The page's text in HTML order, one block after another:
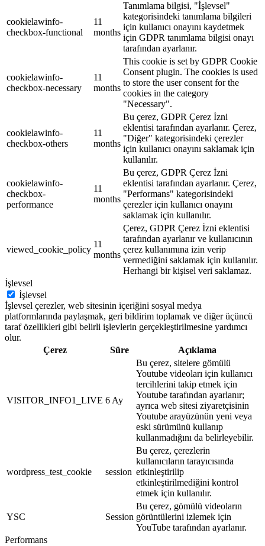
cookielawinfo-
checkbox-functional
11
months
Tanımlama bilgisi, "İşlevsel"
kategorisindeki tanımlama bilgileri
için kullanıcı onayını kaydetmek
için GDPR tanımlama bilgisi onayı
tarafından ayarlanır.
cookielawinfo-
checkbox-necessary
11
months
This cookie is set by GDPR Cookie
Consent plugin. The cookies is used
to store the user consent for the
cookies in the category
"Necessary".
cookielawinfo-
checkbox-others
11
months
Bu çerez, GDPR Çerez İzni
eklentisi tarafından ayarlanır. Çerez,
"Diğer" kategorisindeki çerezler
için kullanıcı onayını saklamak için
kullanılır.
cookielawinfo-
checkbox-
performance
11
months
Bu çerez, GDPR Çerez İzni
eklentisi tarafından ayarlanır. Çerez,
"Performans" kategorisindeki
çerezler için kullanıcı onayını
saklamak için kullanılır.
viewed_cookie_policy
11
months
Çerez, GDPR Çerez İzni eklentisi
tarafından ayarlanır ve kullanıcının
çerez kullanımına izin verip
vermediğini saklamak için kullanılır.
Herhangi bir kişisel veri saklamaz.
İşlevsel
İşlevsel
İşlevsel çerezler, web sitesinin içeriğini sosyal medya
platformlarında paylaşmak, geri bildirim toplamak ve diğer üçüncü
taraf özellikleri gibi belirli işlevlerin gerçekleştirilmesine yardımcı
olur.
Çerez
Süre Açıklama
VISITOR_INFO1_LIVE 6 Ay
Bu çerez, sitelere gömülü
Youtube videoları için kullanıcı
tercihlerini takip etmek için
Youtube tarafından ayarlanır;
ayrıca web sitesi ziyaretçisinin
Youtube arayüzünün yeni veya
eski sürümünü kullanıp
kullanmadığını da belirleyebilir.
wordpress_test_cookie session
Bu çerez, çerezlerin
kullanıcıların tarayıcısında
etkinleştirilip
etkinleştirilmediğini kontrol
etmek için kullanılır.
YSC Session
Bu çerez, gömülü videoların
görüntülerini izlemek için
YouTube tarafından ayarlanır.
Performans